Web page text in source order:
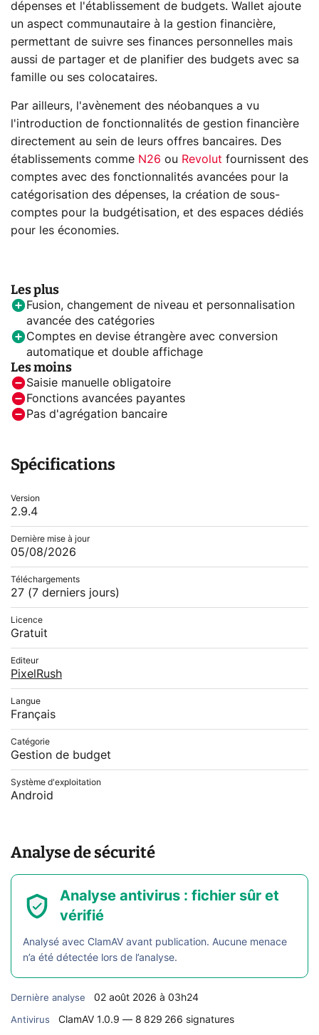
dépenses et l'établissement de budgets. Wallet ajoute
un aspect communautaire à la gestion financière,
permettant de suivre ses finances personnelles mais
aussi de partager et de planifier des budgets avec sa
famille ou ses colocataires.
Par ailleurs, l'avènement des néobanques a vu
l'introduction de fonctionnalités de gestion financière
directement au sein de leurs offres bancaires. Des
établissements comme N26 ou Revolut fournissent des
comptes avec des fonctionnalités avancées pour la
catégorisation des dépenses, la création de sous-
comptes pour la budgétisation, et des espaces dédiés
pour les économies.
Les plus
Fusion, changement de niveau et personnalisation
avancée des catégories
Comptes en devise étrangère avec conversion
automatique et double affichage
Les moins
Saisie manuelle obligatoire
Fonctions avancées payantes
Pas d'agrégation bancaire
Spécifications
Version
2.9.4
Dernière mise à jour
05/08/2026
Téléchargements
27 (7 derniers jours)
Licence
Gratuit
Editeur
PixelRush
Langue
Français
Catégorie
Gestion de budget
Système d'exploitation
Android
Analyse de sécurité
Analyse antivirus : fichier sûr et
vérifié
Analysé avec ClamAV avant publication. Aucune menace
n’a été détectée lors de l’analyse.
Dernière analyse 02 août 2026 à 03h24
Antivirus ClamAV 1.0.9 — 8 829 266 signatures